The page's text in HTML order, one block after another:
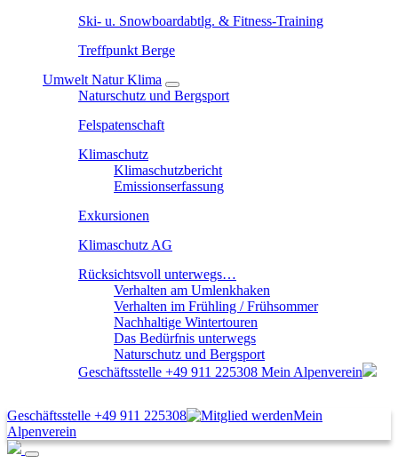
Ski- u. Snowboardabtlg. & Fitness-Training
Treffpunkt Berge
Umwelt Natur Klima
Naturschutz und Bergsport
Felspatenschaft
Klimaschutz
Klimaschutzbericht
Emissionserfassung
Exkursionen
Klimaschutz AG
Rücksichtsvoll unterwegs…
Verhalten am Umlenkhaken
Verhalten im Frühling / Frühsommer
Nachhaltige Wintertouren
Das Bedürfnis unterwegs
Naturschutz und Bergsport
Geschäftsstelle +49 911 225308 Mein Alpenverein
Geschäftsstelle +49 911 225308
Mein
Alpenverein